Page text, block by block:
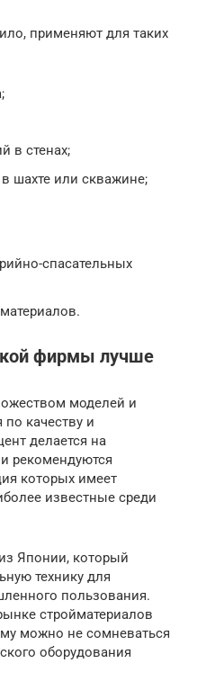
применяют для таких
в стенах;
шахте или скважине;
спасательных
фирмы лучше
моделей и
качеству и
делается на
рекомендуются
которых имеет
известные среди
Японии, который
технику для
пользования.
стройматериалов
можно не сомневаться
оборудования